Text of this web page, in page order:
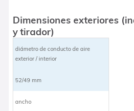
Dimensiones exteriores
y tirador)
diámetro de conducto de aire
exterior / interior
52/49 mm
ancho